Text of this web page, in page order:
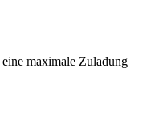
maximale Zuladung